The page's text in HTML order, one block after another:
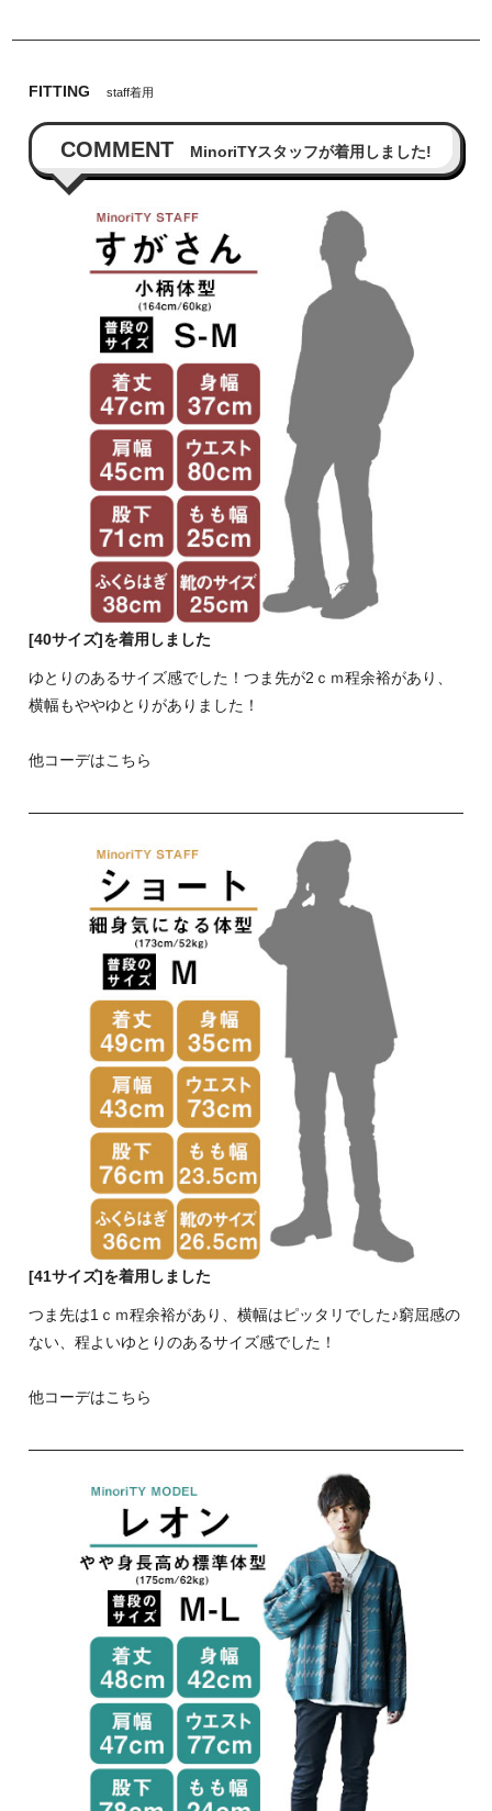
FITTING staff着用
COMMENT MinoriTYスタッフが着用しました!
[40サイズ]を着用しました
ゆとりのあるサイズ感でした！つま先が2ｃｍ程余裕があり、
横幅もややゆとりがありました！
他コーデはこちら
[41サイズ]を着用しました
つま先は1ｃｍ程余裕があり、横幅はピッタリでした♪窮屈感の
ない、程よいゆとりのあるサイズ感でした！
他コーデはこちら